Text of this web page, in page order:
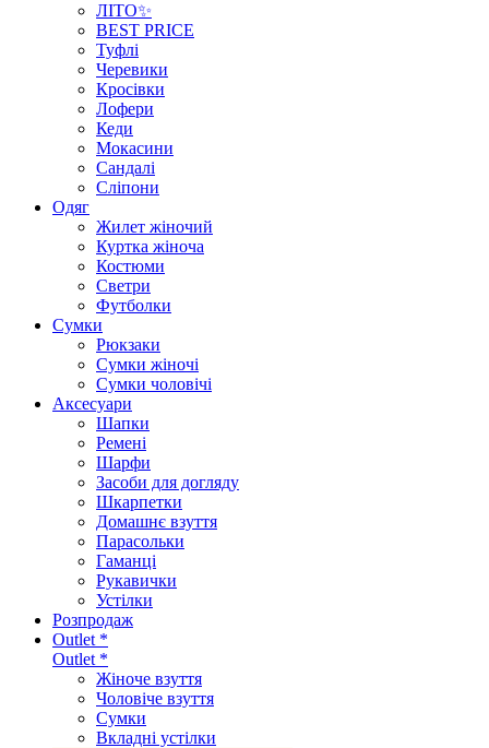
ЛІТО✨
BEST PRICE
Туфлі
Черевики
Кросівки
Лофери
Кеди
Мокасини
Сандалі
Сліпони
Одяг
Жилет жіночий
Куртка жіноча
Костюми
Светри
Футболки
Сумки
Рюкзаки
Сумки жіночі
Сумки чоловічі
Аксеcуари
Шапки
Ремені
Шарфи
Засоби для догляду
Шкарпетки
Домашнє взуття
Парасольки
Гаманці
Рукавички
Устілки
Розпродаж
Outlet *
Outlet *
Жіноче взуття
Чоловіче взуття
Сумки
Вкладні устілки